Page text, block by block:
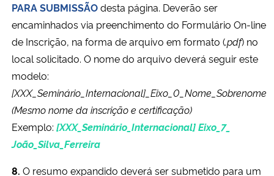
PARA SUBMISSÃOdesta página. Deverão ser
encaminhados via preenchimento do Formulário On-line
de Inscrição, na forma de arquivo em formato (.pdf) no
local solicitado. O nome do arquivo deverá seguir este
modelo:
[XXX_Seminário_Internacional]_Eixo_0_Nome_Sobrenome
(Mesmo nome da inscrição e certificação)
Exemplo: [XXX_Seminário_Internacional] Eixo_7_
João_Silva_Ferreira
8. O resumo expandido deverá ser submetido para um